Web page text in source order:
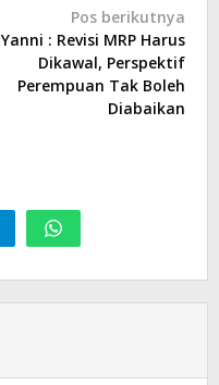
Pos berikutnya
Yanni : Revisi MRP Harus
Dikawal, Perspektif
Perempuan Tak Boleh
Diabaikan